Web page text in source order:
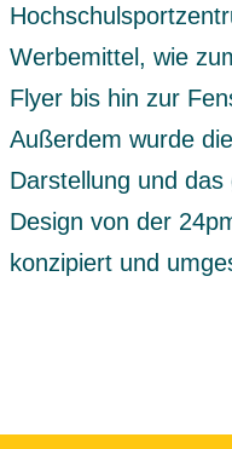
Werbemittel, wie
Flyer bis hin zur
Außerdem wurde
Darstellung und
Design von der
konzipiert und